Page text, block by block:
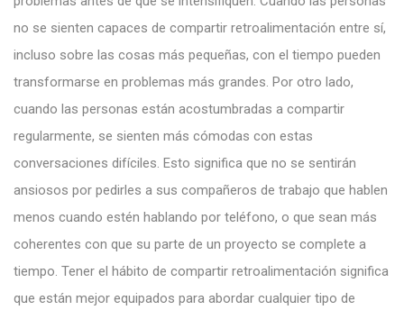
no se sienten capaces de compartir retroalimentación entre sí,
incluso sobre las cosas más pequeñas, con el tiempo pueden
transformarse en problemas más grandes. Por otro lado,
cuando las personas están acostumbradas a compartir
regularmente, se sienten más cómodas con estas
conversaciones difíciles. Esto significa que no se sentirán
ansiosos por pedirles a sus compañeros de trabajo que hablen
menos cuando estén hablando por teléfono, o que sean más
coherentes con que su parte de un proyecto se complete a
tiempo. Tener el hábito de compartir retroalimentación significa
que están mejor equipados para abordar cualquier tipo de